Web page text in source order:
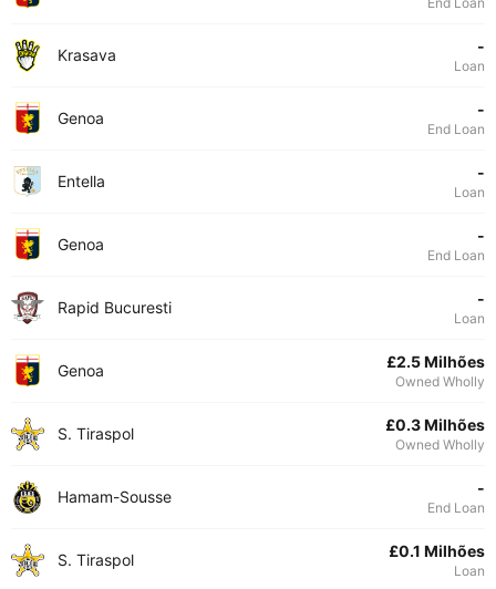
Krasava -
Loan
Genoa -
End Loan
Entella -
Loan
Genoa -
End Loan
Rapid Bucuresti -
Loan
Genoa £2.5 Milhões
Owned Wholly
S. Tiraspol £0.3 Milhões
Owned Wholly
Hamam-Sousse -
End Loan
S. Tiraspol £0.1 Milhões
Loan